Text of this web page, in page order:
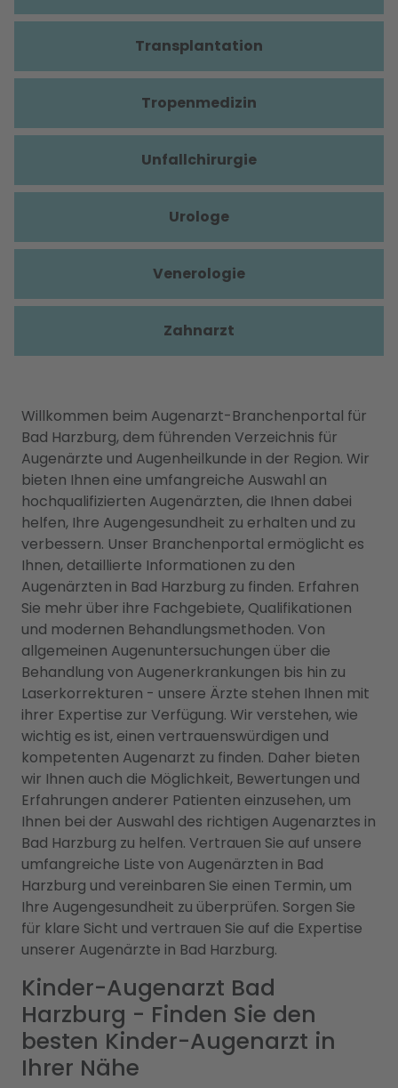
Willkommen beim Augenarzt-Branchenportal für
Bad Harzburg, dem führenden Verzeichnis für
Augenärzte und Augenheilkunde in der Region. Wir
bieten Ihnen eine umfangreiche Auswahl an
hochqualifizierten Augenärzten, die Ihnen dabei
helfen, Ihre Augengesundheit zu erhalten und zu
verbessern. Unser Branchenportal ermöglicht es
Ihnen, detaillierte Informationen zu den
Augenärzten in Bad Harzburg zu finden. Erfahren
Sie mehr über ihre Fachgebiete, Qualifikationen
und modernen Behandlungsmethoden. Von
allgemeinen Augenuntersuchungen über die
Behandlung von Augenerkrankungen bis hin zu
Laserkorrekturen - unsere Ärzte stehen Ihnen mit
ihrer Expertise zur Verfügung. Wir verstehen, wie
wichtig es ist, einen vertrauenswürdigen und
kompetenten Augenarzt zu finden. Daher bieten
wir Ihnen auch die Möglichkeit, Bewertungen und
Erfahrungen anderer Patienten einzusehen, um
Ihnen bei der Auswahl des richtigen Augenarztes in
Bad Harzburg zu helfen. Vertrauen Sie auf unsere
umfangreiche Liste von Augenärzten in Bad
Harzburg und vereinbaren Sie einen Termin, um
Ihre Augengesundheit zu überprüfen. Sorgen Sie
für klare Sicht und vertrauen Sie auf die Expertise
unserer Augenärzte in Bad Harzburg.
Kinder-Augenarzt Bad
Harzburg - Finden Sie den
besten Kinder-Augenarzt in
Ihrer Nähe
Transplantation
Tropenmedizin
Unfallchirurgie
Urologe
Venerologie
Zahnarzt